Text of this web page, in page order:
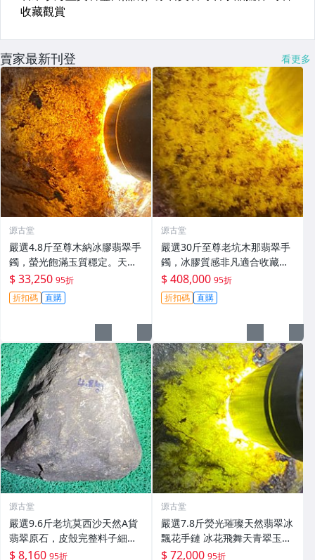
賣家最新刊登 看更多
源古堂
嚴選4.8斤至尊木納冰膠翡翠手
鐲，螢光飽滿玉質穩定。天然
翡翠 冰膠 翡翠玉石
$ 33,250 95折
折扣碼 直購
源古堂
嚴選30斤至尊老坑木那翡翠手
鐲，冰膠質感非凡適合收藏。
翡翠 玩冰手鐲 冰膠感
$ 408,000 95折
折扣碼 直購
源古堂
嚴選9.6斤老坑莫西沙天然A貨
翡翠原石，皮殼完整料子細
膩，適合打造手鐲精品。#翡
$ 8,160 95折
源古堂
嚴選7.8斤熒光璀璨天然翡翠冰
飄花手鏈 冰花飛舞天青翠玉br
acelet 翡翠手鏈 翡翠bracelet
$ 72,000 95折